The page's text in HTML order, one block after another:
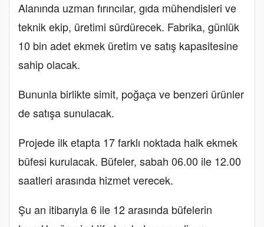
Alanında uzman fırıncılar, gıda mühendisleri ve
teknik ekip, üretimi sürdürecek. Fabrika, günlük
10 bin adet ekmek üretim ve satış kapasitesine
sahip olacak.
Bununla birlikte simit, poğaça ve benzeri ürünler
de satışa sunulacak.
Projede ilk etapta 17 farklı noktada halk ekmek
büfesi kurulacak. Büfeler, sabah 06.00 ile 12.00
saatleri arasında hizmet verecek.
Şu an itibarıyla 6 ile 12 arasında büfelerin